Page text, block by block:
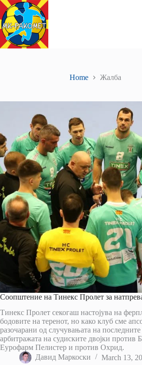
Skip
to
content
Home Жалба
Соопштение на Тинекс Пролет за
Тинекс Пролет секогаш настојува на
бодовите на теренот, но како клуб сме
разочарани од случувањата на
арбитражата на судиските двојки против
Еурофарм Пелистер и против Охрид.
Давид Маркоски
March 13,